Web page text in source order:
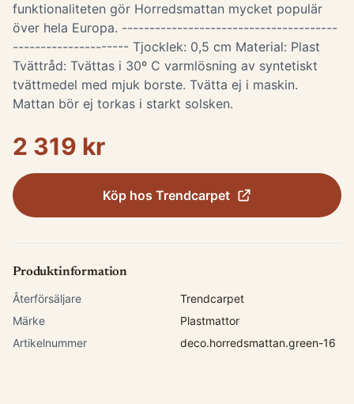
funktionaliteten gör Horredsmattan mycket populär
över hela Europa. ---------------------------------------
--------------------- Tjocklek: 0,5 cm Material: Plast
Tvättråd: Tvättas i 30º C varmlösning av syntetiskt
tvättmedel med mjuk borste. Tvätta ej i maskin.
Mattan bör ej torkas i starkt solsken.
2 319 kr
Köp hos Trendcarpet
Produktinformation
Återförsäljare
Trendcarpet
Märke
Plastmattor
Artikelnummer
deco.horredsmattan.green-16